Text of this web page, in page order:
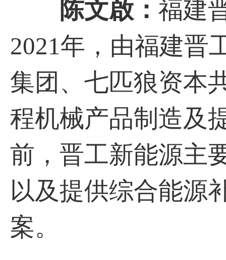
陈文啟： 福建
2021年，由福建晋
集团、七匹狼资本
程机械产品制造及
前，晋工新能源主
以及提供综合能源
案。